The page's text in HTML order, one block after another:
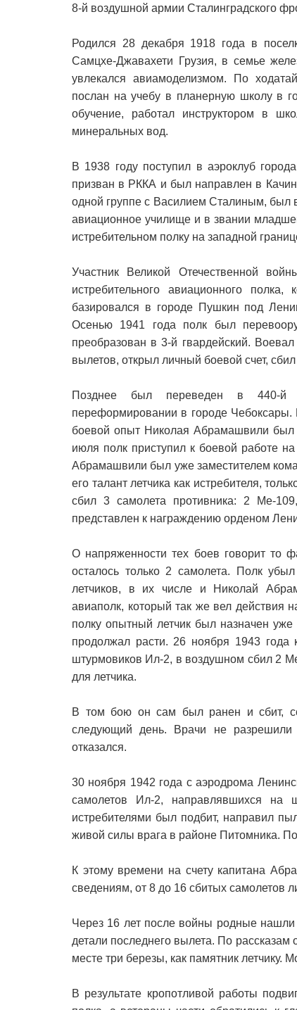
8-й воздушной армии Сталинградского
Родился 28 декабря 1918 года в
Самцхе-Джавахети Грузия, в семье
увлекался авиамоделизмом. По
послан на учебу в планерную школу в
обучение, работал инструктором в
минеральных вод.
В 1938 году поступил в аэроклуб
призван в РККА и был направлен в
одной группе с Василием Сталиным, был
авиационное училище и в звании
истребительном полку на западной
Участник Великой Отечественной
истребительного авиационного
базировался в городе Пушкин под
Осенью 1941 года полк был
преобразован в 3-й гвардейский.
вылетов, открыл личный боевой счет,
Позднее был переведен в 440-й
переформировании в городе Чебоксары.
боевой опыт Николая Абрамашвили был
июля полк приступил к боевой работе
Абрамашвили был уже заместителем
его талант летчика как истребителя,
сбил 3 самолета противника: 2 Ме-
представлен к награждению орденом
О напряженности тех боев говорит то
осталось только 2 самолета. Полк
летчиков, в их числе и Николай
авиаполк, который так же вел действия
полку опытный летчик был назначен уже
продолжал расти. 26 ноября 1943
штурмовиков Ил-2, в воздушном сбил 2
для летчика.
В том бою он сам был ранен и сбит,
следующий день. Врачи не разрешили
отказался.
30 ноября 1942 года с аэродрома
самолетов Ил-2, направлявшихся на
истребителями был подбит, направил
живой силы врага в районе Питомника.
К этому времени на счету капитана
сведениям, от 8 до 16 сбитых самолетов
Через 16 лет после войны родные нашли
детали последнего вылета. По
месте три березы, как памятник летчику.
В результате кропотливой работы